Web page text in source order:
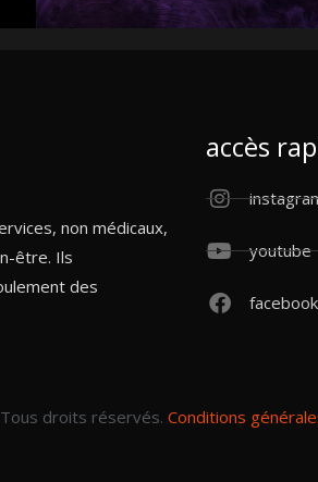
non médicaux,
être. Ils
des
accès
youtube
facebook
droits réservés. Conditions